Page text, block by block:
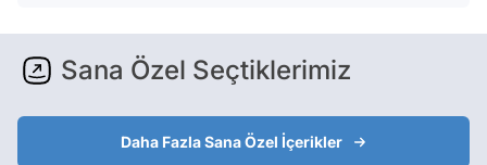
Sana Özel Seçtiklerimiz
Daha Fazla Sana Özel İçerikler